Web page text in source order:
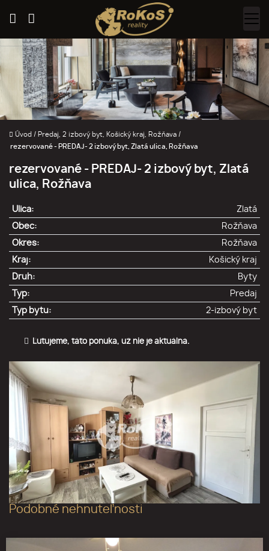
Úvod / Predaj, 2 izbový byt, Košický kraj, Rožňava /
rezervované - PREDAJ- 2 izbový byt, Zlatá ulica, Rožňava
rezervované - PREDAJ- 2 izbový byt, Zlatá
ulica, Rožňava
Ulica:
Zlatá
Obec:
Rožňava
Okres:
Rožňava
Kraj:
Košický kraj
Druh:
Byty
Typ:
Predaj
Typ bytu:
2-izbový byt
Ľutujeme, táto ponuka, už nie je aktuálna.
Podobné nehnuteľnosti